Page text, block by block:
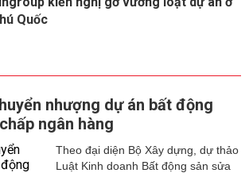
Quốc
nhượng dự án bất động
ngân hàng
Theo đại diện Bộ Xây dựng, dự thảo
Luật Kinh doanh Bất động sản sửa